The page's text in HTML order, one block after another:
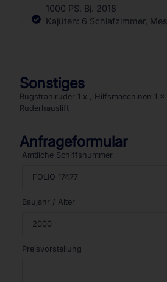
1000 PS, Bj. 2018
Kajüten: 6 Schlafzimmer,
Sonstiges
Bugstrahlruder 1 x , Hilfsmaschinen 1
Ruderhauslift
Anfrageformular
Amtliche Schiffsnummer
Baujahr / Alter
Preisvorstellung